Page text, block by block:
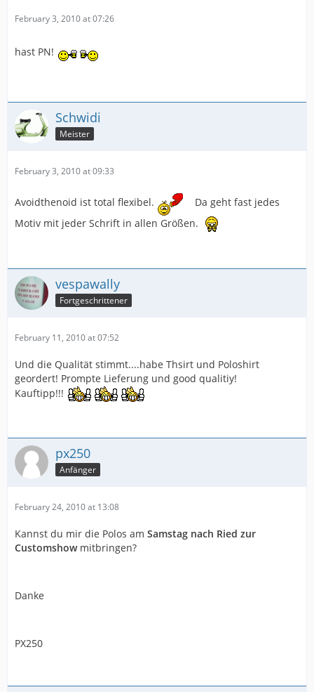
February 3, 2010 at 07:26
hast PN!
Schwidi
Meister
February 3, 2010 at 09:33
Avoidthenoid ist total flexibel.
Da geht fast jedes
Motiv mit jeder Schrift in allen Größen.
vespawally
Fortgeschrittener
February 11, 2010 at 07:52
Und die Qualität stimmt....habe Thsirt und Poloshirt
geordert! Prompte Lieferung und good qualitiy!
Kauftipp!!!
px250
Anfänger
February 24, 2010 at 13:08
Kannst du mir die Polos am Samstag nach Ried zur
Customshowmitbringen?
Danke
PX250